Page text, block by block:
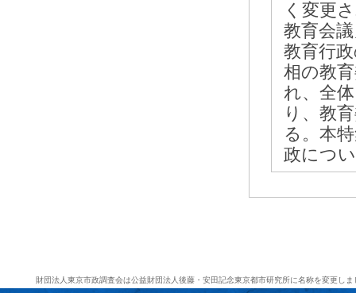
く変更
教育会
教育行
相の教
れ、全
り、教
る。本
政につ
財団法人東京市政調査会は公益財団法人後藤・安田記念東京都市研究所に名称を変更しま